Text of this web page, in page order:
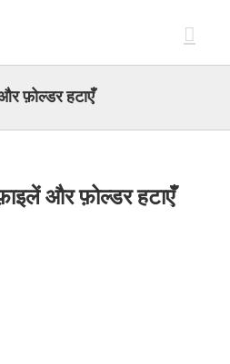
फ़ोल्डर हटाएँ
और फ़ोल्डर हटाएँ